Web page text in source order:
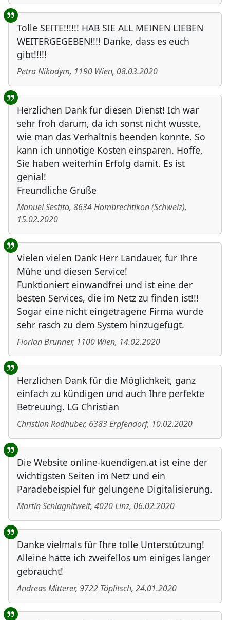
Tolle SEITE!!!!!! HAB SIE ALL MEINEN LIEBEN
WEITERGEGEBEN!!!! Danke, dass es euch
gibt!!!!!
Petra Nikodym, 1190 Wien, 08.03.2020
Herzlichen Dank für diesen Dienst! Ich war
sehr froh darum, da ich sonst nicht wusste,
wie man das Verhältnis beenden könnte. So
kann ich unnötige Kosten einsparen. Hoffe,
Sie haben weiterhin Erfolg damit. Es ist
genial!
Freundliche Grüße
Manuel Sestito, 8634Hombrechtikon(Schweiz),
15.02.2020
Vielen vielen Dank Herr Landauer, für Ihre
Mühe und diesen Service!
Funktioniert einwandfrei und ist eine der
besten Services, die im Netz zu finden ist!!!
Sogar eine nicht eingetragene Firma wurde
sehr rasch zu dem System hinzugefügt.
Florian Brunner, 1100 Wien, 14.02.2020
Herzlichen Dank für die Möglichkeit, ganz
einfach zu kündigen und auch Ihre perfekte
Betreuung. LG Christian
Christian Radhuber, 6383Erpfendorf, 10.02.2020
Die Website online-kuendigen.at ist eine der
wichtigsten Seiten im Netz und ein
Paradebeispiel für gelungene Digitalisierung.
Martin Schlagnitweit, 4020Linz, 06.02.2020
Danke vielmals für Ihre tolle Unterstützung!
Alleine hätte ich zweifellos um einiges länger
gebraucht!
Andreas Mitterer, 9722 Töplitsch, 24.01.2020